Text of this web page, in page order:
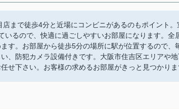
まで徒歩4分と近場にコンビニがあるのもポイント
いるので、快適に過ごしやすいお部屋になります。全
す。お部屋から徒歩5分の場所に駅が位置するので、
、防犯カメラ設備付きです。大阪市住吉区エリアや
せ下さい。お客様の求めるお部屋がきっと見つかりま